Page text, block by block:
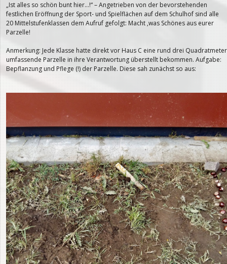
„Ist alles so schön bunt hier…!“ – Angetrieben von der bevorstehenden
festlichen Eröffnung der Sport- und Spielflächen auf dem Schulhof sind alle
20 Mittelstufenklassen dem Aufruf gefolgt: Macht ‚was Schönes aus eurer
Parzelle!
Anmerkung: Jede Klasse hatte direkt vor Haus C eine rund drei Quadratmeter
umfassende Parzelle in ihre Verantwortung überstellt bekommen. Aufgabe:
Bepflanzung und Pflege (!) der Parzelle. Diese sah zunächst so aus: